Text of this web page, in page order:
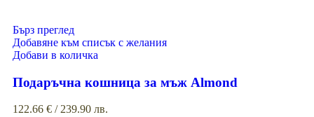
Бърз преглед
Добавяне към списък с желания
Добави в количка
Подаръчна кошница за мъж Almond
122.66 € / 239.90 лв.